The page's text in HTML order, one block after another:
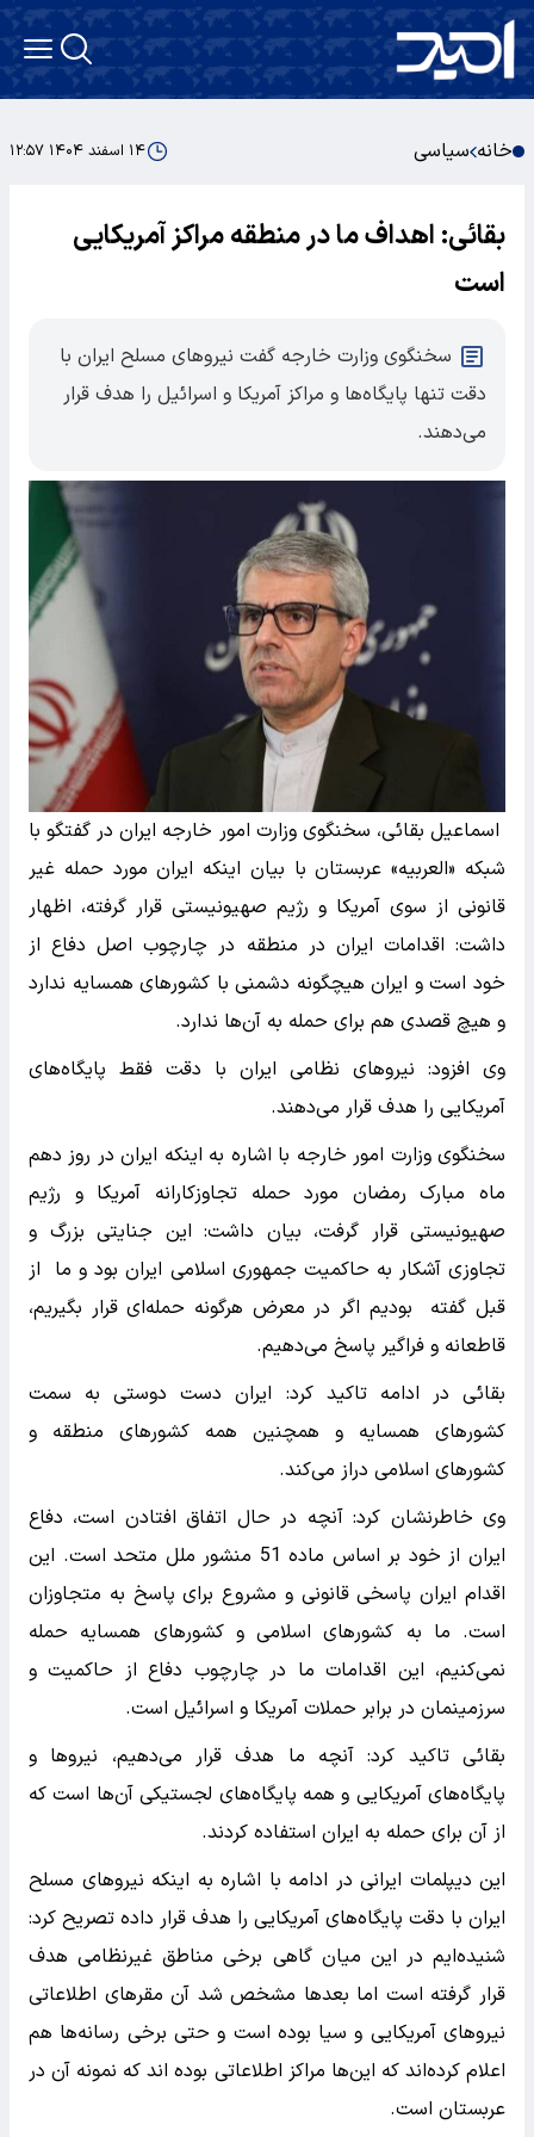
خانه سیاسی ۱۴ اسفند ۱۴۰۴ ۱۲:۵۷
بقائی: اهداف ما در منطقه مراکز آمریکایی
است
سخنگوی وزارت خارجه گفت نیروهای مسلح ایران با
دقت تنها پایگاه‌ها و مراکز آمریکا و اسرائیل را هدف قرار
می‌دهند.
اسماعیل بقائی، سخنگوی وزارت امور خارجه ایران در گفتگو با
شبکه «العربیه» عربستان با بیان اینکه ایران مورد حمله غیر
قانونی از سوی آمریکا و رژیم صهیونیستی قرار گرفته، اظهار
داشت: اقدامات ایران در منطقه در چارچوب اصل دفاع از
خود است و ایران هیچگونه دشمنی با کشورهای همسایه ندارد
و هیچ قصدی هم برای حمله به آن‌ها ندارد.
وی افزود: نیروهای نظامی ایران با دقت فقط پایگاه‌های
آمریکایی را هدف قرار می‌دهند.
سخنگوی وزارت امور خارجه با اشاره به اینکه ایران در روز دهم
ماه مبارک رمضان مورد حمله تجاوزکارانه آمریکا و رژیم
صهیونیستی قرار گرفت، بیان داشت: این جنایتی بزرگ و
تجاوزی آشکار به حاکمیت جمهوری اسلامی ایران بود و ما از
قبل گفته بودیم اگر در معرض هرگونه حمله‌ای قرار بگیریم،
قاطعانه و فراگیر پاسخ می‌دهیم.
بقائی در ادامه تاکید کرد: ایران دست دوستی به سمت
کشورهای همسایه و همچنین همه کشورهای منطقه و
کشورهای اسلامی دراز می‌کند.
وی خاطرنشان کرد: آنچه در حال اتفاق افتادن است، دفاع
ایران از خود بر اساس ماده 51 منشور ملل متحد است. این
اقدام ایران پاسخی قانونی و مشروع برای پاسخ به متجاوزان
است. ما به کشورهای اسلامی و کشورهای همسایه حمله
نمی‌کنیم، این اقدامات ما در چارچوب دفاع از حاکمیت و
سرزمینمان در برابر حملات آمریکا و اسرائیل است.
بقائی تاکید کرد: آنچه ما هدف قرار می‌دهیم، نیروها و
پایگاه‌های آمریکایی و همه پایگاه‌های لجستیکی آن‌ها است که
از آن برای حمله به ایران استفاده کردند.
این دیپلمات ایرانی در ادامه با اشاره به اینکه نیروهای مسلح
ایران با دقت پایگاه‌های آمریکایی را هدف قرار داده تصریح کرد:
شنیده‌ایم در این میان گاهی برخی مناطق غیرنظامی هدف
قرار گرفته است اما بعدها مشخص شد آن مقرهای اطلاعاتی
نیروهای آمریکایی و سیا بوده است و حتی برخی رسانه‌ها هم
اعلام کرده‌اند که این‌ها مراکز اطلاعاتی بوده اند که نمونه آن در
عربستان است.